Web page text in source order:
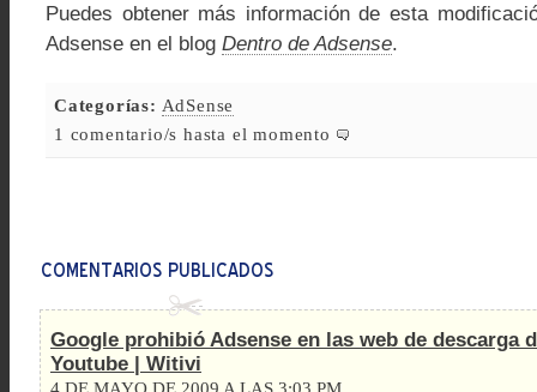
Puedes obtener más información de esta
Adsense en el blog Dentro de Adsense.
Categorías: AdSense
1 comentario/s hasta el momento
Google prohibió Adsense en las web de descarga
Youtube | Witivi
4 DE MAYO DE 2009 A LAS 3:03 PM